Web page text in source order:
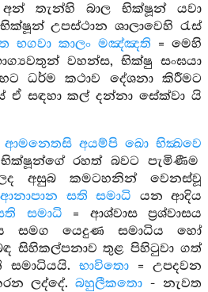
තැන්හි බාල භික්ෂූන් යවා
උපස්ථාන ශාලාවෙහි රැස්
භගවා කාලං මඤ්ඤති = මෙහි
වහන්ස, භික්ෂු සංඝයා
ධර්ම කථාව දේශනා කිරීමට
සඳහා කල් දන්නා සේක්වා යි
ආමනෙතසි අයම්පි ඛො භික්‍ඛවෙ
රහත් බවට පැමිණීම
අසුබ කමටහනින් වෙනස්වූ
ආනාපාන සති සමාධි යන ආදිය
සමාධි = ආශ්වාස ප්‍රශ්වාසය
සමග යෙදුණ සමාධිය හෝ
සිහිකල්පනාව තුළ පිහිටුවා ගත්
සමාධියයි. භාවිතො = උපදවන
ලද්දේ.බහුලීකතො - නැවත